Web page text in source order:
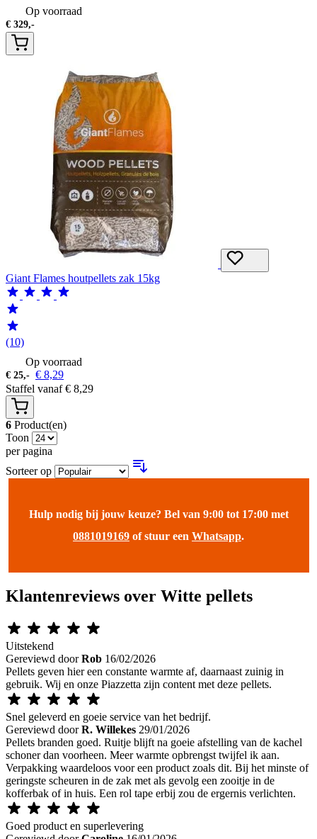
Op voorraad
€ 329,-
Giant Flames houtpellets zak 15kg
(10)
Op voorraad
€ 25,- € 8,29
Staffel vanaf€ 8,29
6 Product(en)
Toon
per pagina
Sorteer op
Hulp nodig bij jouw keuze? Bel van 9:00 tot 17:00 met
0881019169 of stuur een Whatsapp.
Klantenreviews over Witte pellets
Uitstekend
Gereviewd door Rob 16/02/2026
Pellets geven hier een constante warmte af, daarnaast zuinig in
gebruik. Wij en onze Piazzetta zijn content met deze pellets.
Snel geleverd en goeie service van het bedrijf.
Gereviewd door R. Willekes 29/01/2026
Pellets branden goed. Ruitje blijft na goeie afstelling van de kachel
schoner dan voorheen. Meer warmte opbrengst twijfel ik aan.
Verpakking waardeloos voor een product zoals dit. Bij het minste of
geringste scheuren in de zak met als gevolg een zooitje in de
kofferbak of in huis. Een rol tape erbij zou de ergernis verlichten.
Goed product en superlevering